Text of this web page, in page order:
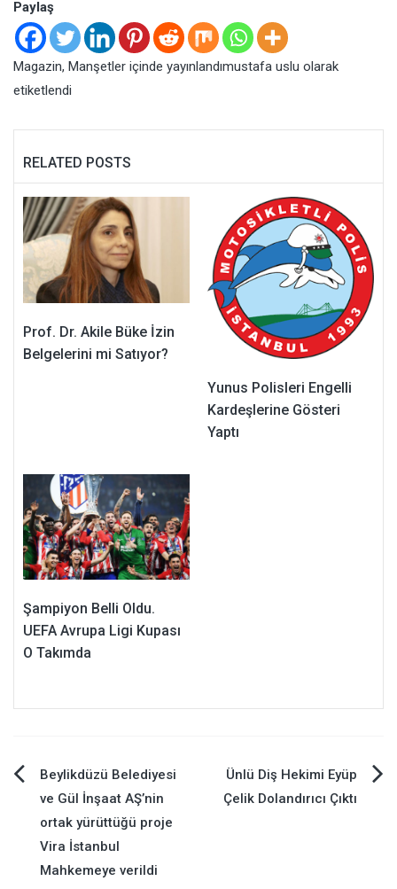
Paylaş
Magazin, Manşetler içinde yayınlandımustafa uslu olarak
etiketlendi
RELATED POSTS
Prof. Dr. Akile Büke İzin
Belgelerini mi Satıyor?
Yunus Polisleri Engelli
Kardeşlerine Gösteri
Yaptı
Şampiyon Belli Oldu.
UEFA Avrupa Ligi Kupası
O Takımda
Yazı
gezinmesi
Beylikdüzü Belediyesi
ve Gül İnşaat AŞ’nin
ortak yürüttüğü proje
Vira İstanbul
Mahkemeye verildi
Ünlü Diş Hekimi Eyüp
Çelik Dolandırıcı Çıktı